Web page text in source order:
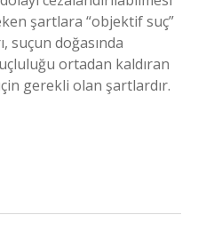
şartlara “objektif suç”
suçun doğasında
ortadan kaldıran
gerekli olan şartlardır.